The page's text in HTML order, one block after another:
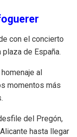
con el concierto
plaza de España.
al
momentos más
del Pregón,
hasta llegar